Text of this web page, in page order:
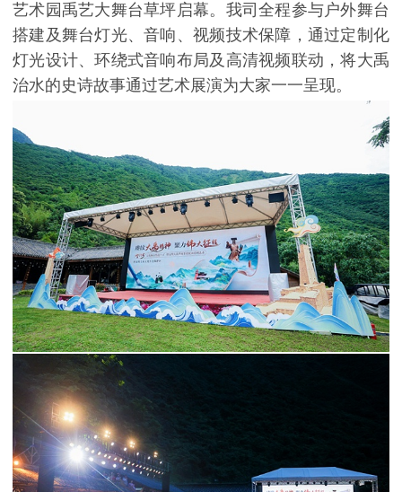
艺术园禹艺大舞台草坪启幕。我司全程参与户外舞台
搭建及舞台灯光、音响、视频技术保障，通过定制化
灯光设计、环绕式音响布局及高清视频联动，将大禹
治水的史诗故事通过艺术展演为大家一一呈现。